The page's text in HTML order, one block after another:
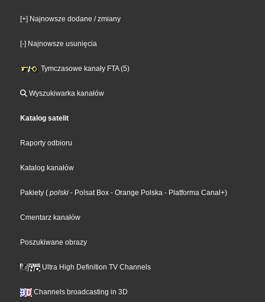
[+] Najnowsze dodane / zmiany
[-] Najnowsze usunięcia
Tymczasowe kanały FTA (5)
Wyszukiwarka kanałów
Katalog satelit
Raporty odbioru
Katalog kanałów
Pakiety ( polski - Polsat Box - Orange Polska - Platforma Canal+)
Cmentarz kanałów
Poszukiwane obrazy
Ultra High Definition TV Channels
Channels broadcasting in 3D